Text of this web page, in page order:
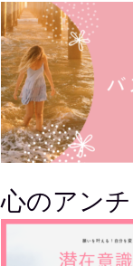
心のアン